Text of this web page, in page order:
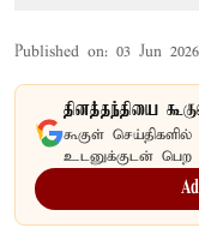
Published on: 03 Jun
தினத்தந்தியை
கூகுள்
உடனுக்குடன் பெற